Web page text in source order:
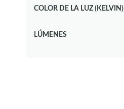
COLOR DE LA LUZ (KELVIN)
LÚMENES